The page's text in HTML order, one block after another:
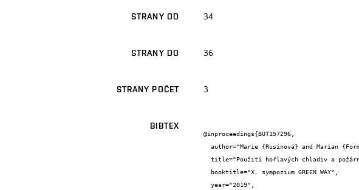
STRANY OD 34
STRANY DO 36
STRANY POČET 3
BIBTEX
@inproceedings{BUT157296,